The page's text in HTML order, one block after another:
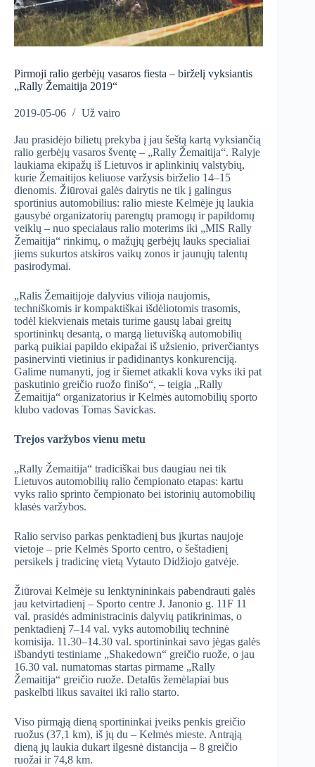
Pirmoji ralio gerbėjų vasaros fiesta – birželį vyksiantis
„Rally Žemaitija 2019“
2019-05-06 Už vairo
Jau prasidėjo bilietų prekyba į jau šeštą kartą vyksiančią
ralio gerbėjų vasaros šventę – „Rally Žemaitija“. Ralyje
laukiama ekipažų iš Lietuvos ir aplinkinių valstybių,
kurie Žemaitijos keliuose varžysis birželio 14–15
dienomis. Žiūrovai galės dairytis ne tik į galingus
sportinius automobilius: ralio mieste Kelmėje jų laukia
gausybė organizatorių parengtų pramogų ir papildomų
veiklų – nuo specialaus ralio moterims iki „MIS Rally
Žemaitija“ rinkimų, o mažųjų gerbėjų lauks specialiai
jiems sukurtos atskiros vaikų zonos ir jaunųjų talentų
pasirodymai.
„Ralis Žemaitijoje dalyvius vilioja naujomis,
techniškomis ir kompaktiškai išdėliotomis trasomis,
todėl kiekvienais metais turime gausų labai greitų
sportininkų desantą, o margą lietuvišką automobilių
parką puikiai papildo ekipažai iš užsienio, priverčiantys
pasinervinti vietinius ir padidinantys konkurenciją.
Galime numanyti, jog ir šiemet atkakli kova vyks iki pat
paskutinio greičio ruožo finišo“, – teigia „Rally
Žemaitija“ organizatorius ir Kelmės automobilių sporto
klubo vadovas Tomas Savickas.
Trejos varžybos vienu metu
„Rally Žemaitija“ tradiciškai bus daugiau nei tik
Lietuvos automobilių ralio čempionato etapas: kartu
vyks ralio sprinto čempionato bei istorinių automobilių
klasės varžybos.
Ralio serviso parkas penktadienį bus įkurtas naujoje
vietoje – prie Kelmės Sporto centro, o šeštadienį
persikels į tradicinę vietą Vytauto Didžiojo gatvėje.
Žiūrovai Kelmėje su lenktynininkais pabendrauti galės
jau ketvirtadienį – Sporto centre J. Janonio g. 11F 11
val. prasidės administracinis dalyvių patikrinimas, o
penktadienį 7–14 val. vyks automobilių techninė
komisija. 11.30–14.30 val. sportininkai savo jėgas galės
išbandyti testiniame „Shakedown“ greičio ruože, o jau
16.30 val. numatomas startas pirmame „Rally
Žemaitija“ greičio ruože. Detalūs žemėlapiai bus
paskelbti likus savaitei iki ralio starto.
Viso pirmąją dieną sportininkai įveiks penkis greičio
ruožus (37,1 km), iš jų du – Kelmės mieste. Antrąją
dieną jų laukia dukart ilgesnė distancija – 8 greičio
ruožai ir 74,8 km.